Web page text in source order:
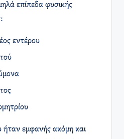
επίπεδα φυσικής
εντέρου
ήταν εμφανής ακόμη και